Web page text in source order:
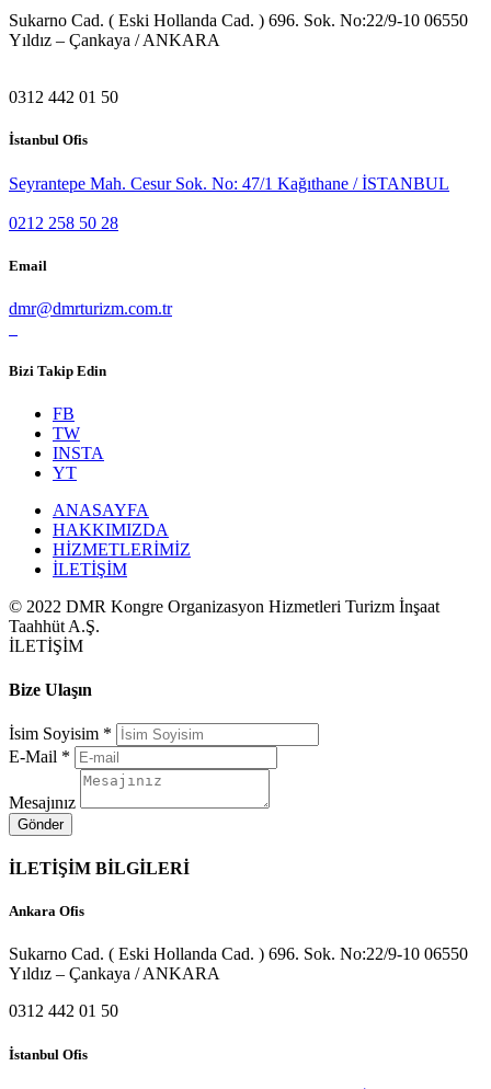
Sukarno Cad. ( Eski Hollanda Cad. ) 696. Sok. No:22/9-10 06550
Yıldız – Çankaya / ANKARA
0312 442 01 50
İstanbul Ofis
Seyrantepe Mah. Cesur Sok. No: 47/1 Kağıthane / İSTANBUL
0212 258 50 28
Email
dmr@dmrturizm.com.tr
Bizi Takip Edin
FB
TW
INSTA
YT
ANASAYFA
HAKKIMIZDA
HİZMETLERİMİZ
İLETİŞİM
© 2022 DMR Kongre Organizasyon Hizmetleri Turizm İnşaat
Taahhüt A.Ş.
İLETİŞİM
Bize Ulaşın
İsim Soyisim *
E-Mail *
Mesajınız
İLETİŞİM BİLGİLERİ
Ankara Ofis
Sukarno Cad. ( Eski Hollanda Cad. ) 696. Sok. No:22/9-10 06550
Yıldız – Çankaya / ANKARA
0312 442 01 50
İstanbul Ofis